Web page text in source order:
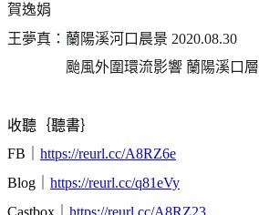
賀逸娟
王夢真：蘭陽溪河口晨景 2020.08.30
颱風外圍環流影響 蘭陽溪口層
收聽｛聽書｝
FB｜ https://reurl.cc/A8RZ6e
Blog｜ https://reurl.cc/q81eVy
Castbox｜ https://reurl.cc/A8RZ23